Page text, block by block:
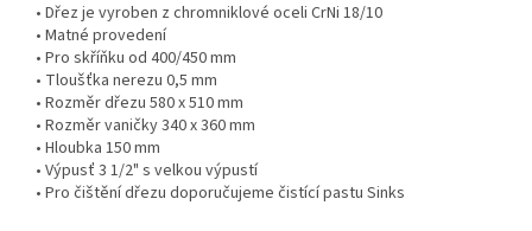
• Dřez je vyroben z chromniklové oceli CrNi 18/10
• Matné provedení
• Pro skříňku od 400/450 mm
• Tloušťka nerezu 0,5 mm
• Rozměr dřezu 580 x 510 mm
• Rozměr vaničky 340 x 360 mm
• Hloubka 150 mm
• Výpusť 3 1/2" s velkou výpustí
• Pro čištění dřezu doporučujeme čistící pastu Sinks